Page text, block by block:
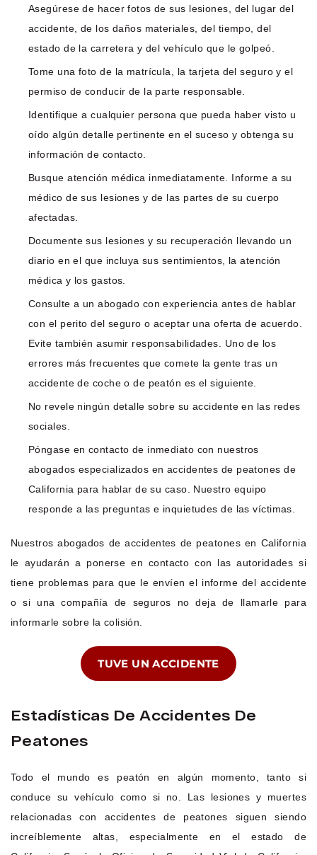
Asegúrese de hacer fotos de sus lesiones, del lugar del
accidente, de los daños materiales, del tiempo, del
estado de la carretera y del vehículo que le golpeó.
Tome una foto de la matrícula, la tarjeta del seguro y el
permiso de conducir de la parte responsable.
Identifique a cualquier persona que pueda haber visto u
oído algún detalle pertinente en el suceso y obtenga su
información de contacto.
Busque atención médica inmediatamente. Informe a su
médico de sus lesiones y de las partes de su cuerpo
afectadas.
Documente sus lesiones y su recuperación llevando un
diario en el que incluya sus sentimientos, la atención
médica y los gastos.
Consulte a un abogado con experiencia antes de hablar
con el perito del seguro o aceptar una oferta de acuerdo.
Evite también asumir responsabilidades. Uno de los
errores más frecuentes que comete la gente tras un
accidente de coche o de peatón es el siguiente.
No revele ningún detalle sobre su accidente en las redes
sociales.
Póngase en contacto de inmediato con nuestros
abogados especializados en accidentes de peatones de
California para hablar de su caso. Nuestro equipo
responde a las preguntas e inquietudes de las víctimas.
Nuestros abogados de accidentes de peatones en California
le ayudarán a ponerse en contacto con las autoridades si
tiene problemas para que le envíen el informe del accidente
o si una compañía de seguros no deja de llamarle para
informarle sobre la colisión.
TUVE UN ACCIDENTE
Estadísticas De Accidentes De
Peatones
Todo el mundo es peatón en algún momento, tanto si
conduce su vehículo como si no. Las lesiones y muertes
relacionadas con accidentes de peatones siguen siendo
increíblemente altas, especialmente en el estado de